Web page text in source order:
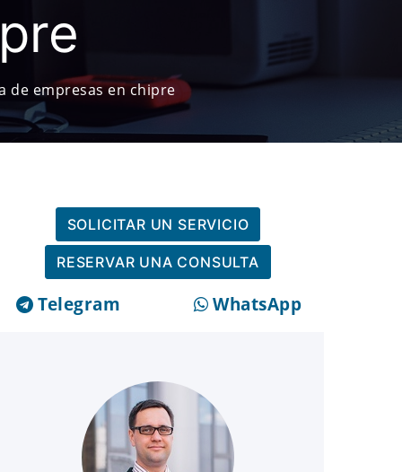
de empresas en chipre
SOLICITAR UN SERVICIO
RESERVAR UNA CONSULTA
Telegram WhatsApp